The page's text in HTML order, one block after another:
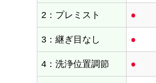
2：プレミスト ●
3：継ぎ目なし ●
4：洗浄位置調節 ●